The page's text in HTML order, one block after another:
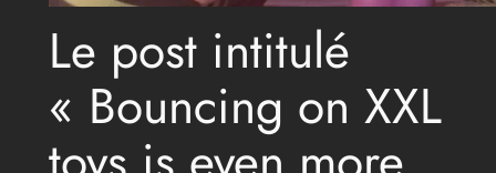
Le post intitulé
« Bouncing on XXL